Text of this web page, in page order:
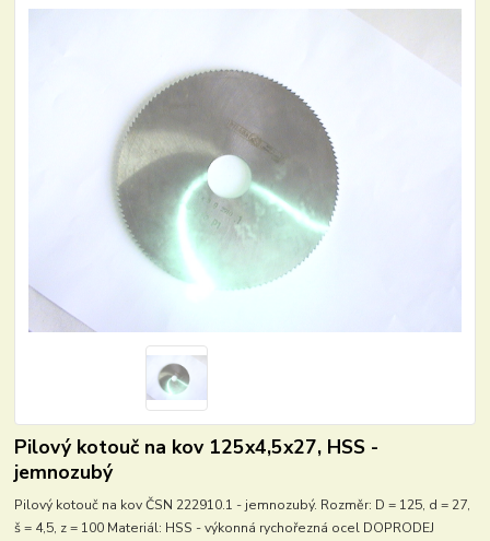
Pilový kotouč na kov 125x4,5x27, HSS -
jemnozubý
Pilový kotouč na kov ČSN 222910.1 - jemnozubý. Rozměr: D = 125, d = 27,
š = 4,5, z = 100 Materiál: HSS - výkonná rychořezná ocel DOPRODEJ